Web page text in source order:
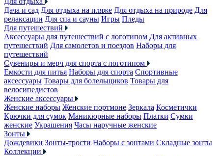
Дача и сад Для отдыха на пляже Для отдыха на природе Для
релаксации Для спа и сауны Игры Пледы
Для путешествий
Аксессуары для путешествий с логотипом Для активных
путешествий Для самолетов и поездов Наборы для
путешествий
Сувениры и мерч для спорта с логотипом
Емкости для питья Наборы для спорта Спортивные
аксессуары Товары для болельщиков Товары для
велосипедистов
Женские аксессуары
Женские наборы Женские портмоне Зеркала Косметички
Крючки для сумок Маникюрные наборы Платки Сумки
женские Украшения Часы наручные женские
Зонты
Дождевики Зонты-трости Наборы с зонтами Складные зонты
Коллекции